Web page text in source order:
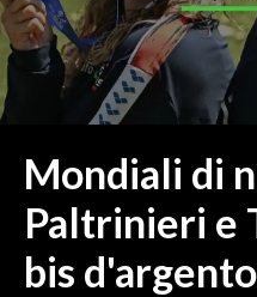
GALLURA
NUORO E PROVINCIA
OGLIASTRA
ITALIA
MONDO
Mondiali di
Paltrinieri e
bis d'argento